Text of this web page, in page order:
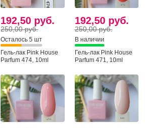
192,50 руб.
250,00 руб.
Осталось 5 шт
Гель-лак Pink House
Parfum 474, 10ml
192,50 руб.
250,00 руб.
В наличии
Гель-лак Pink House
Parfum 471, 10ml